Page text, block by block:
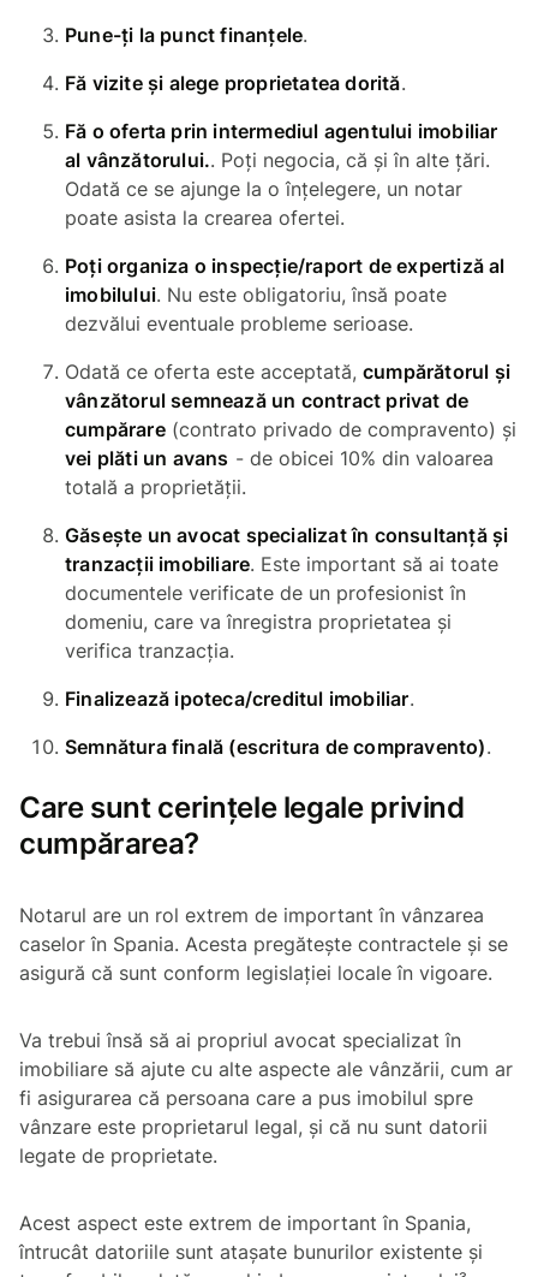
Pune-ți la punct finanțele.
Fă vizite și alege proprietatea dorită.
Fă o oferta prin intermediul agentului imobiliar
al vânzătorului.. Poți negocia, că și în alte țări.
Odată ce se ajunge la o înțelegere, un notar
poate asista la crearea ofertei.
Poți organiza o inspecție/raport de expertiză al
imobilului. Nu este obligatoriu, însă poate
dezvălui eventuale probleme serioase.
Odată ce oferta este acceptată, cumpărătorul și
vânzătorul semnează un contract privat de
cumpărare(contrato privado de compravento) și
vei plăti un avans - de obicei 10% din valoarea
totală a proprietății.
Găsește un avocat specializat în consultanță și
tranzacții imobiliare. Este important să ai toate
documentele verificate de un profesionist în
domeniu, care va înregistra proprietatea și
verifica tranzacția.
Finalizează ipoteca/creditul imobiliar.
Semnătura finală (escritura de compravento).
Care sunt cerințele legale privind
cumpărarea?
Notarul are un rol extrem de important în vânzarea
caselor în Spania. Acesta pregătește contractele și se
asigură că sunt conform legislației locale în vigoare.
Va trebui însă să ai propriul avocat specializat în
imobiliare să ajute cu alte aspecte ale vânzării, cum ar
fi asigurarea că persoana care a pus imobilul spre
vânzare este proprietarul legal, și că nu sunt datorii
legate de proprietate.
Acest aspect este extrem de important în Spania,
întrucât datoriile sunt atașate bunurilor existente și